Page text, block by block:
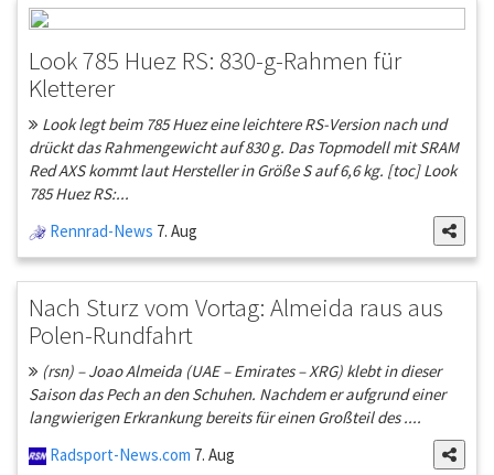
Look 785 Huez RS: 830-g-Rahmen für
Kletterer
Look legt beim 785 Huez eine leichtere RS-Version nach und
drückt das Rahmengewicht auf 830 g. Das Topmodell mit SRAM
Red AXS kommt laut Hersteller in Größe S auf 6,6 kg. [toc] Look
785 Huez RS:...
Rennrad-News 7. Aug
Nach Sturz vom Vortag: Almeida raus aus
Polen-Rundfahrt
(rsn) – Joao Almeida (UAE – Emirates – XRG) klebt in dieser
Saison das Pech an den Schuhen. Nachdem er aufgrund einer
langwierigen Erkrankung bereits für einen Großteil des ....
Radsport-News.com 7. Aug